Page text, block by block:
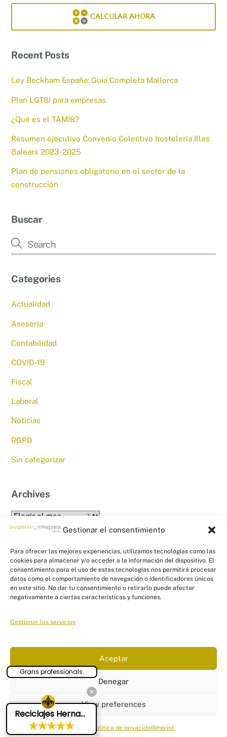
Gestionar el consentimiento
Para ofrecer las mejores experiencias, utilizamos tecnologías como las
cookies para almacenar y/o acceder a la información del dispositivo. El
consentimiento para el uso de estas tecnologías nos permitirá procesar
datos como el comportamiento de navegación o identificadores únicos
en este sitio. No dar tu consentimiento o retirarlo puede afectar
negativamente a ciertas características y funciones.
Gestionar los servicios
Aceptar
Denegar
View preferences
Cookie Policy Política de privacidadImprint
Reciclajes Hernandez Sl
Grans professionals.
CALCULAR AHORA
Recent Posts
Ley Beckham España: Guía Completa Mallorca
Plan LGTBI para empresas
¿Qué es el TAMIB?
Resumen ejecutivo Convenio Colectivo hostelería Illes
Balears 2023-2025
Plan de pensiones obligatorio en el sector de la
construcción
Buscar
Categories
Actualidad
Asesoría
Contabilidad
COVID-19
Fiscal
Laboral
Noticias
RGPD
Sin categorizar
Archives
Archives
Back
PYR Asesores - Asesoría Fiscal, Contable
Aviso Legal|Política de Privacidad|Política de Cookies|Panel
configuración cookies
© Puigserver y Romaguera Asesores
Tel: 871 552 277
Email: